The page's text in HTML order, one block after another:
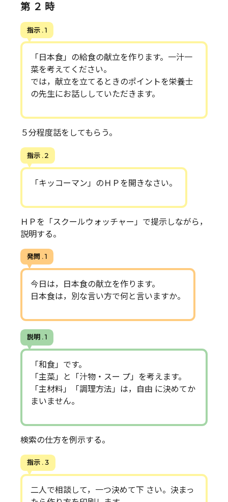
第 ２ 時
指示 . 1
「日本食」の給食の献立を作ります。一汁一
菜を考えてください。
では，献立を立てるときのポイントを栄養士
の先生にお話ししていただきます。
５分程度話をしてもらう。
指示 . 2
「キッコーマン」のＨＰを開きなさい。
ＨＰを「スクールウォッチャー」で提示しながら，
説明する。
発問 . 1
今日は，日本食の献立を作ります。
日本食は，別な言い方で何と言いますか。
説明 . 1
「和食」です。
「主菜」と「汁物・スー プ」を考えます。
「主材料」「調理方法」は，自由 に決めてか
まいません。
検索の仕方を例示する。
指示 . 3
二人で相談して，一つ決めて下 さい。決まっ